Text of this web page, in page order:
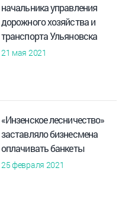
начальника управления
дорожного хозяйства и
транспорта Ульяновска
21 мая 2021
«Инзенское лесничество»
заставляло бизнесмена
оплачивать банкеты
25 февраля 2021